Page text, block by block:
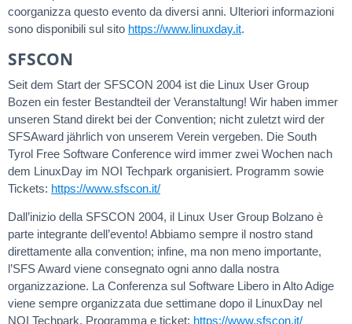
coorganizza questo evento da diversi anni. Ulteriori informazioni
sono disponibili sul sito https://www.linuxday.it.
SFSCON
Seit dem Start der SFSCON 2004 ist die Linux User Group
Bozen ein fester Bestandteil der Veranstaltung! Wir haben immer
unseren Stand direkt bei der Convention; nicht zuletzt wird der
SFSAward jährlich von unserem Verein vergeben. Die South
Tyrol Free Software Conference wird immer zwei Wochen nach
dem LinuxDay im NOI Techpark organisiert. Programm sowie
Tickets: https://www.sfscon.it/
Dall’inizio della SFSCON 2004, il Linux User Group Bolzano è
parte integrante dell’evento! Abbiamo sempre il nostro stand
direttamente alla convention; infine, ma non meno importante,
l’SFS Award viene consegnato ogni anno dalla nostra
organizzazione. La Conferenza sul Software Libero in Alto Adige
viene sempre organizzata due settimane dopo il LinuxDay nel
NOI Techpark. Programma e ticket: https://www.sfscon.it/